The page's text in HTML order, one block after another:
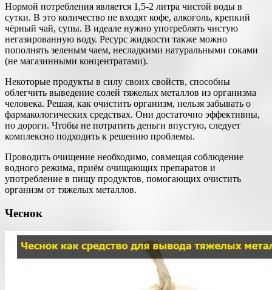
Нормой потребления является 1,5-2 литра чистой воды в
сутки. В это количество не входят кофе, алкоголь, крепкий
чёрный чай, супы. В идеале нужно употреблять чистую
негазированную воду. Ресурс жидкости также можно
пополнять зеленым чаем, несладкими натуральными соками
(не магазинными концентратами).
Некоторые продукты в силу своих свойств, способны
облегчить выведение солей тяжелых металлов из организма
человека. Решая, как очистить организм, нельзя забывать о
фармакологических средствах. Они достаточно эффективны,
но дороги. Чтобы не потратить деньги впустую, следует
комплексно подходить к решению проблемы.
Проводить очищение необходимо, совмещая соблюдение
водного режима, приём очищающих препаратов и
употребление в пищу продуктов, помогающих очистить
организм от тяжелых металлов.
Чеснок